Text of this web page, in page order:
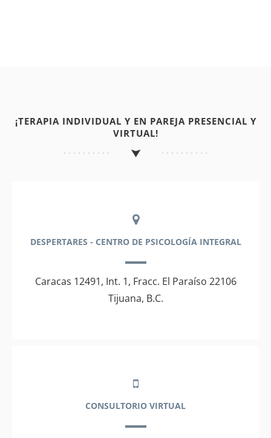
¡TERAPIA INDIVIDUAL Y EN PAREJA PRESENCIAL Y
VIRTUAL!
DESPERTARES - CENTRO DE PSICOLOGÍA INTEGRAL
Caracas 12491, Int. 1, Fracc. El Paraíso 22106
Tijuana, B.C.
CONSULTORIO VIRTUAL